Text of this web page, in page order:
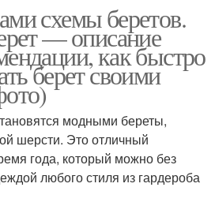
схемы беретов.
— описание
как быстро
берет своими
модными береты,
шерсти. Это отличный
года, который можно без
любого стиля из гардероба